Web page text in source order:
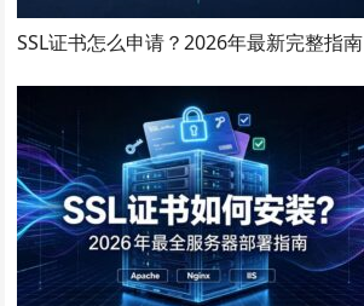
SSL证书怎么申请？2026年最新完整指南